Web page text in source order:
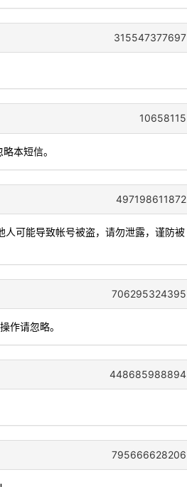
315547377697
10658115
本短信。
497198611872
人可能导致帐号被盗，请勿泄露，谨防被
706295324395
作请忽略。
448685988894
795666628206